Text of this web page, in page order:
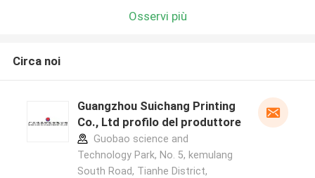
Osservi più
Circa noi
Guangzhou Suichang Printing
Co., Ltd profilo del produttore
Guobao science and
Technology Park, No. 5, kemulang
South Road, Tianhe District,